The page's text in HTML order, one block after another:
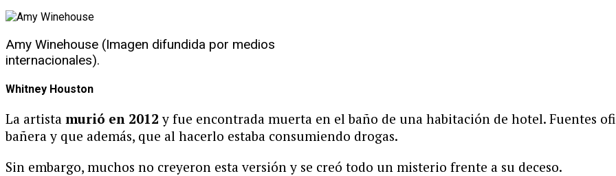
Amy Winehouse (Imagen difundida por medios
internacionales).
Whitney Houston
La artista murió en 2012 y fue encontrada muerta en el baño de una habitación de hotel. Fuentes
bañera y que además, que al hacerlo estaba consumiendo drogas.
Sin embargo, muchos no creyeron esta versión y se creó todo un misterio frente a su deceso.